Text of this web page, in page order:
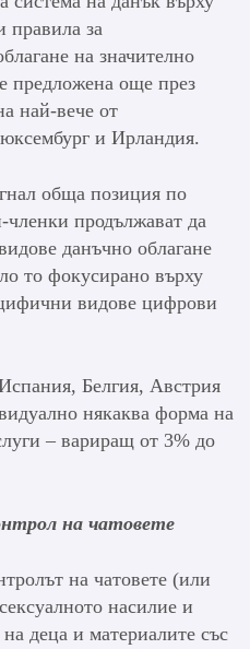
правила за
на значително
предложена още през
най-вече от
и Ирландия.
обща позиция по
продължават да
данъчно облагане
то фокусирано върху
видове цифрови
Белгия, Австрия
някаква форма на
– вариращ от 3% до
на чатовете
на чатовете (или
насилие и
деца и материалите със